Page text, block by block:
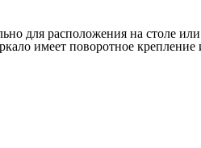
для расположения на столе
имеет поворотное